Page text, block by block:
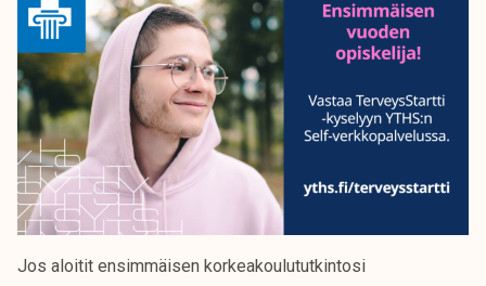
Jos aloitit ensimmäisen korkeakoulututkintosi